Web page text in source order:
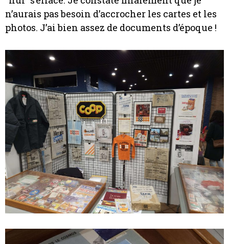
n’aurais pas besoin d’accrocher les cartes et les
photos. J’ai bien assez de documents d’époque !